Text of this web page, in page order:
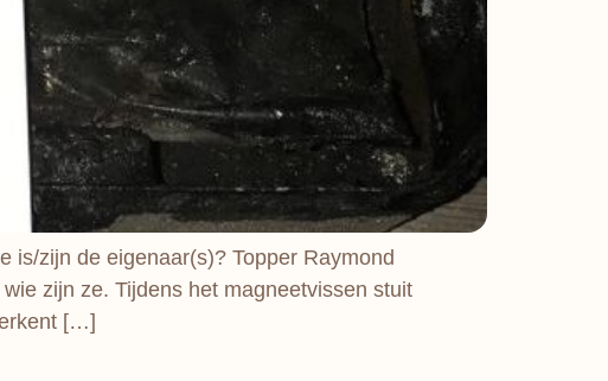
is/zijn de eigenaar(s)? Topper Raymond
zijn ze. Tijdens het magneetvissen stuit
[…]